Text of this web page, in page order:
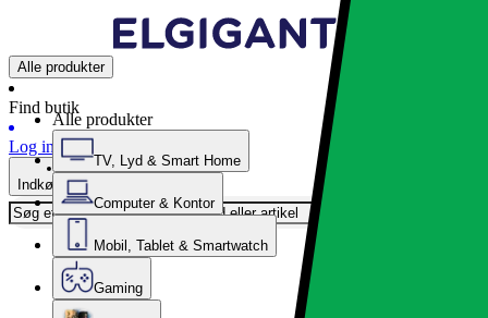
Alle produkter
Find butik
Log ind
Indkøbskurv
Alle produkter
TV, Lyd & Smart Home
Computer & Kontor
Mobil, Tablet & Smartwatch
Gaming